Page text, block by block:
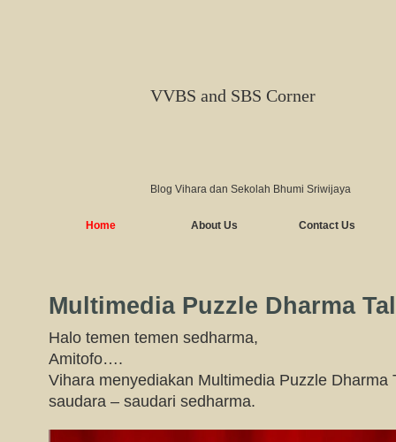
VVBS and SBS Corner
Blog Vihara dan Sekolah Bhumi Sriwijaya
Home About Us Contact Us
Multimedia Puzzle Dharma
Halo temen temen sedharma,
Amitofo….
Vihara menyediakan Multimedia Puzzle Dharma
saudara – saudari sedharma.